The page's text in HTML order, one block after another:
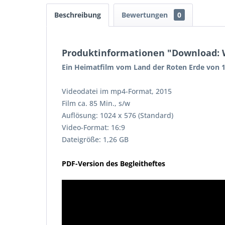
Beschreibung Bewertungen 0
Produktinformationen "Download:
Ein Heimatfilm vom Land der Roten Erde von
Videodatei im mp4-Format, 2015
Film ca. 85 Min., s/w
Auflösung: 1024 x 576 (Standard)
Video-Format: 16:9
Dateigröße: 1,26 GB
PDF-Version des Begleitheftes